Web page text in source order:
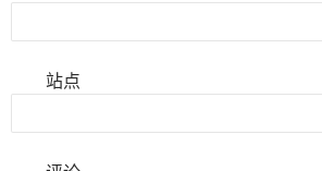
站点